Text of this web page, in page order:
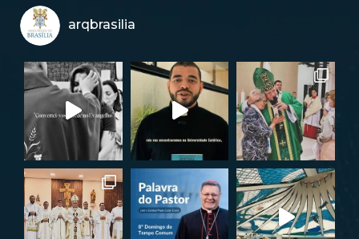
arqbrasilia